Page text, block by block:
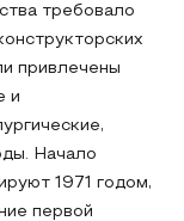
требовало
привлечены
и
Начало
1971 годом,
первой